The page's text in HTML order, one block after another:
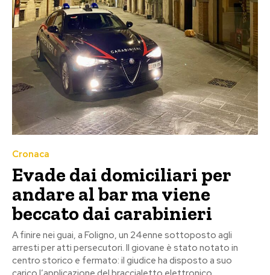
Cronaca
Evade dai domiciliari per
andare al bar ma viene
beccato dai carabinieri
A finire nei guai, a Foligno, un 24enne sottoposto agli
arresti per atti persecutori. Il giovane è stato notato in
centro storico e fermato: il giudice ha disposto a suo